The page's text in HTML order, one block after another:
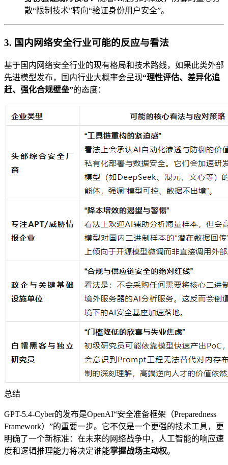
散“限制技术”转向“验证身份用户安全”。
3. 国内网络安全行业可能的反应与看法
基于国内网络安全行业的现有格局和技术路线，如果此类外部
先进模型发布，国内行业大概率会呈现“理性评估、差异化追
赶、强化合规壁垒”的态度：
总结
GPT-5.4-Cyber的发布是OpenAI“安全准备框架（Preparedness
Framework）”的重要一步。它不仅是一个更强的技术工具，更
明确了一个新标准： 在未来的网络战争中，人工智能的响应速
度和逻辑推理能力将决定谁能掌握战场主动权。